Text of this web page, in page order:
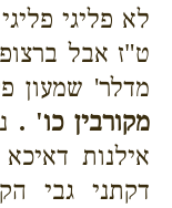
לא פליגי
ט"ז אבל
מדלר' שמעון
מקורבין כו' .
אילנות
דקתני גבי